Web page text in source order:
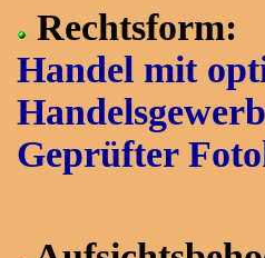
Rechtsform:
Handel mit
Geprüfter